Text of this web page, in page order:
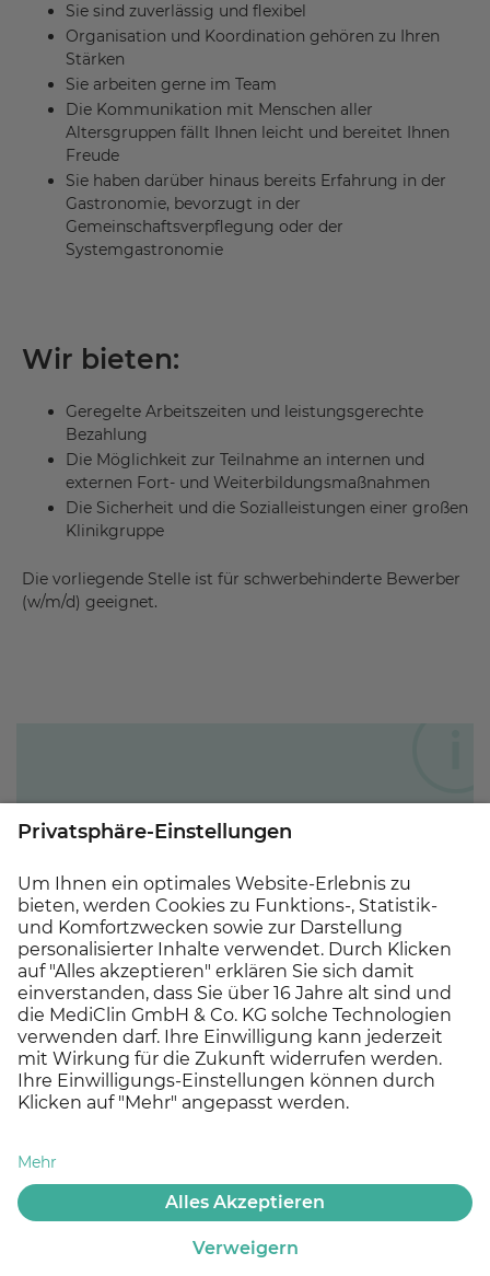
Sie sind zuverlässig und flexibel
Organisation und Koordination gehören zu Ihren
Stärken
Sie arbeiten gerne im Team
Die Kommunikation mit Menschen aller
Altersgruppen fällt Ihnen leicht und bereitet Ihnen
Freude
Sie haben darüber hinaus bereits Erfahrung in der
Gastronomie, bevorzugt in der
Gemeinschaftsverpflegung oder der
Systemgastronomie
Wir bieten:
Geregelte Arbeitszeiten und leistungsgerechte
Bezahlung
Die Möglichkeit zur Teilnahme an internen und
externen Fort- und Weiterbildungsmaßnahmen
Die Sicherheit und die Sozialleistungen einer großen
Klinikgruppe
Die vorliegende Stelle ist für schwerbehinderte Bewerber
(w/m/d) geeignet.
Ihre Ansprechperson:
Anfragen zum Aufgabengebiet beantwortet
Ihnen gerne Herr Aurel Gal,
Betriebsleitung, unter Tel. +49 7224 992-642.
Wir freuen uns auf Ihre Bewerbung!
Jetzt bewerben!